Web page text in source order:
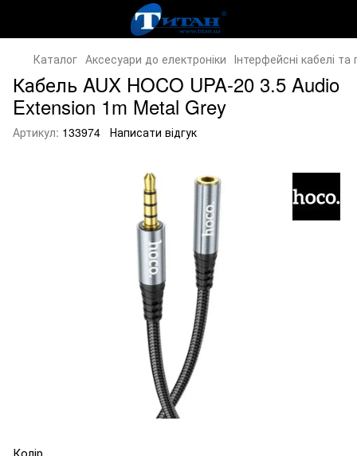
Каталог Аксесуари до електроніки Інтерфейсні кабелі та
Кабель AUX HOCO UPA-20 3.5 Audio
Extension 1m Metal Grey
Артикул: 133974 Написати відгук
Колір